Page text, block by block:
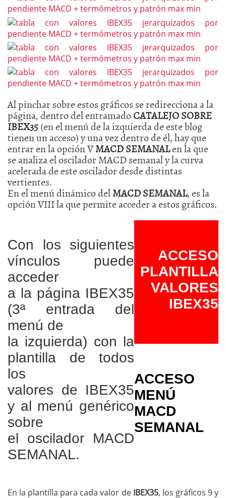
Al pinchar sobre estos gráficos se redirecciona a la
página, dentro del entramadoCATALEJO SOBRE
IBEX35(en el menú de la izquierda de este blog
tienen un acceso) y una vez dentro de él, hay que
entrar en la opción VMACD SEMANALen la que
se analiza el oscilador MACD semanal y la curva
acelerada de este oscilador desde distintas
vertientes.
En el menú dinámico delMACD SEMANAL, es la
opción VIII la que permite acceder a estos gráficos.
Con los siguientes
vínculos puede
acceder
a la página IBEX35
(3ª entrada del
menú de
la izquierda) con la
plantilla de todos
los
valores de IBEX35
y al menú genérico
sobre
el oscilador MACD
SEMANAL.
ACCESO
PLANTILLA
VALORES
IBEX35
ACCESO
MENÚ
MACD
SEMANAL
En la plantilla para cada valor de IBEX35, los gráficos 9 y